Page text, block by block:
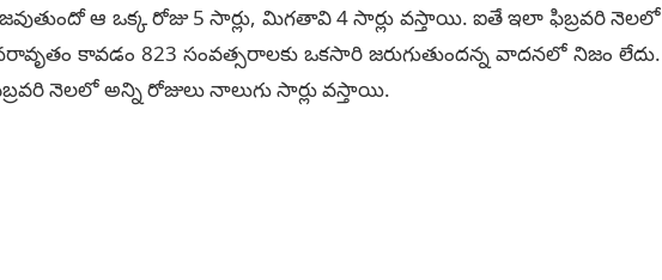
ఆ ఒక్క రోజు 5 సార్లు, మిగతావి 4 సార్లు వస్తాయి. ఐతే ఇలా ఫిబ్రవరి నెలలో
కావడం 823 సంవత్సరాలకు ఒకసారి జరుగుతుందన్న వాదనలో నిజం లేదు.
నెలలో అన్ని రోజులు నాలుగు సార్లు వస్తాయి.